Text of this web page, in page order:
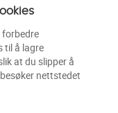
til å lagre
at du slipper å
nettstedet